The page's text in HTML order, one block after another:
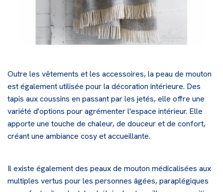
Outre les vêtements et les accessoires, la peau de mouton
est également utilisée pour la décoration intérieure. Des
tapis aux coussins en passant par les jetés, elle offre une
variété d'options pour agrémenter l'espace intérieur. Elle
apporte une touche de chaleur, de douceur et de confort,
créant une ambiance cosy et accueillante.
Il existe également des peaux de mouton médicalisées aux
multiples vertus pour les personnes âgées, paraplégiques